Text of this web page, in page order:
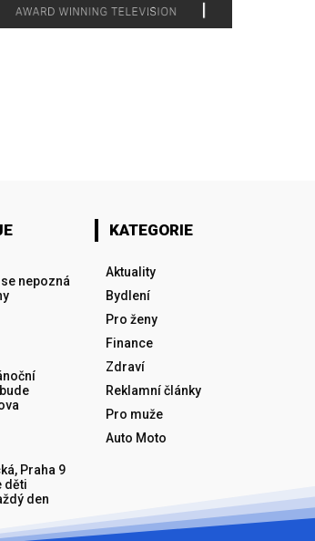
nepozná
Praha 9
děti
den
KATEGORIE
Aktuality
Bydlení
Pro ženy
Finance
Zdraví
Reklamní články
Pro muže
Auto Moto